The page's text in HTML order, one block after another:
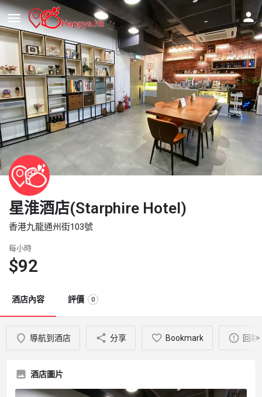
星淮酒店(Starphire Hotel)
香港九龍通州街103號
每小時
$92
酒店內容 評價 0
導航到酒店 分享 Bookmark 回報
酒店圖片